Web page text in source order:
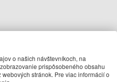
o našich návštevníkoch, na
prispôsobeného obsahu
stránok. Pre viac informácií o